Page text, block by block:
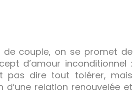
de couple, on se promet de
d’amour inconditionnel :
pas dire tout tolérer, mais
relation renouvelée et